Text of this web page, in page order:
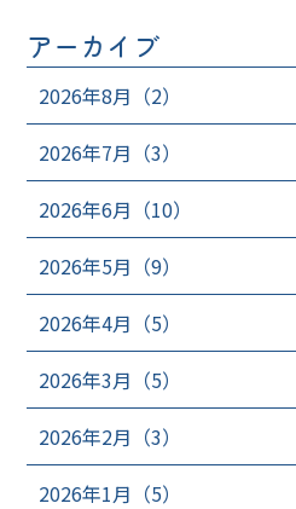
アーカイブ
2026年8月（2）
2026年7月（3）
2026年6月（10）
2026年5月（9）
2026年4月（5）
2026年3月（5）
2026年2月（3）
2026年1月（5）